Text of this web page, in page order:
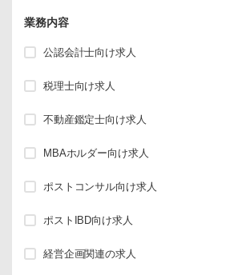
業務内容
公認会計士向け求人
税理士向け求人
不動産鑑定士向け求人
MBAホルダー向け求人
ポストコンサル向け求人
ポストIBD向け求人
経営企画関連の求人